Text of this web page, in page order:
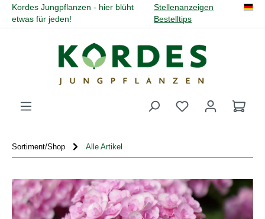
springen
Kordes Jungpflanzen - hier blüht
etwas für jeden!
Stellenanzeigen
Bestelltips
Du hast 0
Sortiment/Shop Alle Artikel
Bildergalerie überspringen